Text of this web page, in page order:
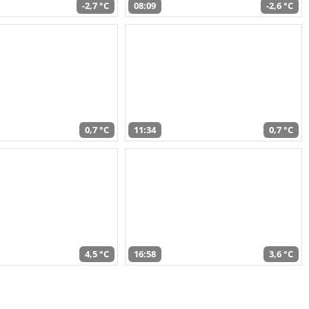
-2,7 °C 08:09 -2,6 °C
0,7 °C 11:34 0,7 °C
4,5 °C 16:58 3,6 °C